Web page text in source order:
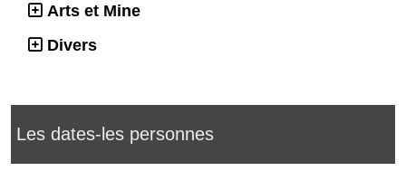
Arts et Mine
Divers
Les dates-les personnes